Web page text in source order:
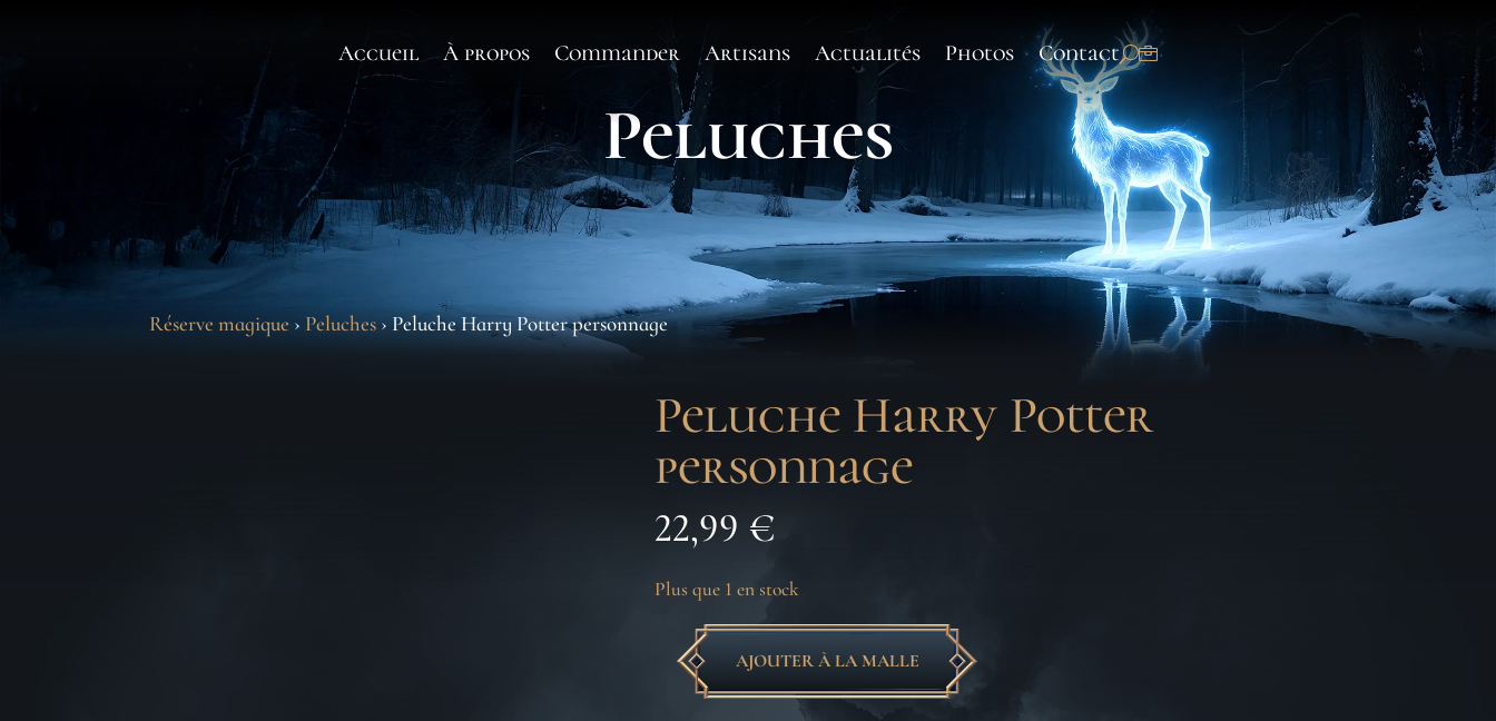
Accueil À propos Commander Artisans Actualités Photos Contact
Peluches
Réserve magique › Peluches› Peluche Harry Potter personnage
Peluche Harry Potter
personnage
22,99 €
Plus que 1 en stock
quantité
AJOUTER À LA MALLE